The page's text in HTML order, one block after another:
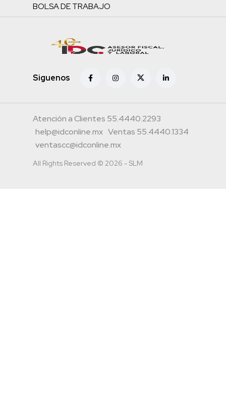
BOLSA DE TRABAJO
Siguenos
Atención a Clientes 55.4440.2293
help@idconline.mx Ventas 55.4440.1334
ventascc@idconline.mx
All Rights Reserved © 2026 - SLM